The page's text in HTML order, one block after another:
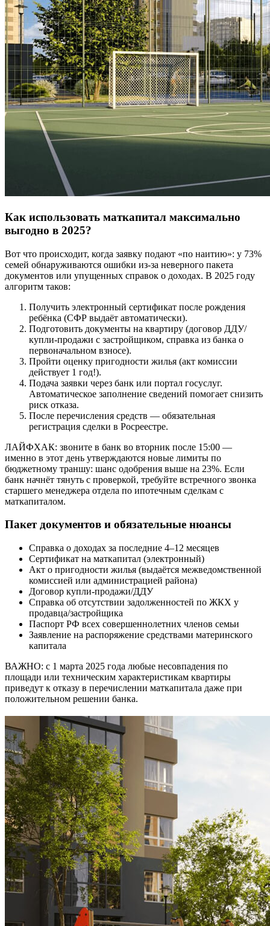
Как использовать маткапитал максимально
выгодно в 2025?
Вот что происходит, когда заявку подают «по наитию»: у 73%
семей обнаруживаются ошибки из-за неверного пакета
документов или упущенных справок о доходах. В 2025 году
алгоритм таков:
Получить электронный сертификат после рождения
ребёнка (СФР выдаёт автоматически).
Подготовить документы на квартиру (договор ДДУ/
купли-продажи с застройщиком, справка из банка о
первоначальном взносе).
Пройти оценку пригодности жилья (акт комиссии
действует 1 год!).
Подача заявки через банк или портал госуслуг.
Автоматическое заполнение сведений помогает снизить
риск отказа.
После перечисления средств — обязательная
регистрация сделки в Росреестре.
ЛАЙФХАК: звоните в банк во вторник после 15:00 —
именно в этот день утверждаются новые лимиты по
бюджетному траншу: шанс одобрения выше на 23%. Если
банк начнёт тянуть с проверкой, требуйте встречного звонка
старшего менеджера отдела по ипотечным сделкам с
маткапиталом.
Пакет документов и обязательные нюансы
Справка о доходах за последние 4–12 месяцев
Сертификат на маткапитал (электронный)
Акт о пригодности жилья (выдаётся межведомственной
комиссией или администрацией района)
Договор купли-продажи/ДДУ
Справка об отсутствии задолженностей по ЖКХ у
продавца/застройщика
Паспорт РФ всех совершеннолетних членов семьи
Заявление на распоряжение средствами материнского
капитала
ВАЖНО: с 1 марта 2025 года любые несовпадения по
площади или техническим характеристикам квартиры
приведут к отказу в перечислении маткапитала даже при
положительном решении банка.